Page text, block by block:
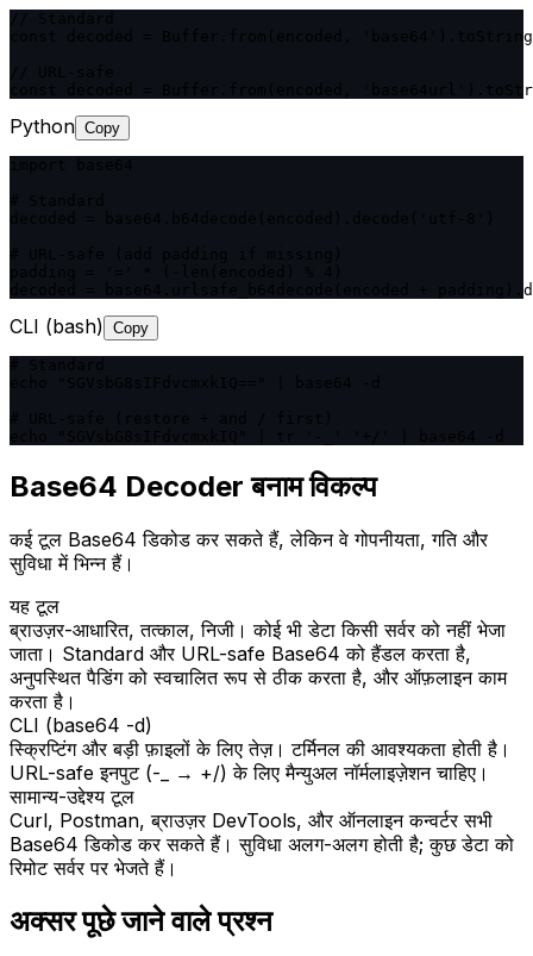
const decoded = Buffer.from(encoded,
const decoded = Buffer.from(encoded,
Python Copy
decoded = base64.urlsafe_b64decode(encoded +
CLI (bash) Copy
Base64 Decoder बनाम विकल्प
कई टूल Base64 डिकोड कर सकते हैं, लेकिन वे गोपनीयता, गति और
सुविधा में भिन्न हैं।
यह टूल
ब्राउज़र-आधारित, तत्काल, निजी। कोई भी डेटा किसी सर्वर को नहीं भेजा
जाता। Standard और URL-safe Base64 को हैंडल करता है,
अनुपस्थित पैडिंग को स्वचालित रूप से ठीक करता है, और ऑफ़लाइन काम
करता है।
CLI (base64 -d)
स्क्रिप्टिंग और बड़ी फ़ाइलों के लिए तेज़। टर्मिनल की आवश्यकता होती है।
URL-safe इनपुट (-_ → +/) के लिए मैन्युअल नॉर्मलाइज़ेशन चाहिए।
सामान्य-उद्देश्य टूल
Curl, Postman, ब्राउज़र DevTools, और ऑनलाइन कन्वर्टर सभी
Base64 डिकोड कर सकते हैं। सुविधा अलग-अलग होती है; कुछ डेटा को
रिमोट सर्वर पर भेजते हैं।
अक्सर पूछे जाने वाले प्रश्न